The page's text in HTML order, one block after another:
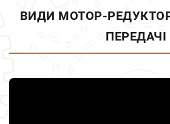
ВИДИ МОТОР-
ПЕРЕДАЧІ